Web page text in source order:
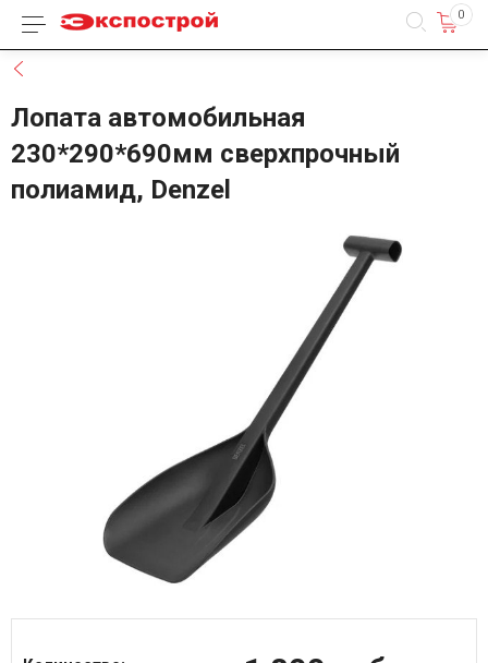
Каталог товаров 0
Лопата автомобильная
230*290*690мм сверхпрочный
полиамид, Denzel